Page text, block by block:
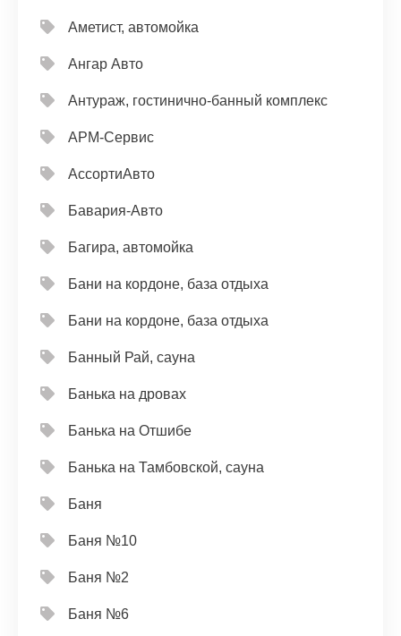
Аметист, автомойка
Ангар Авто
Антураж, гостинично-банный комплекс
АРМ-Сервис
АссортиАвто
Бавария-Авто
Багира, автомойка
Бани на кордоне, база отдыха
Бани на кордоне, база отдыха
Банный Рай, сауна
Банька на дровах
Банька на Отшибе
Банька на Тамбовской, сауна
Баня
Баня №10
Баня №2
Баня №6